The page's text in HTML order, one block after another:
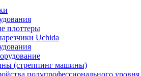
плоттеры
Uchida
(стреппинг машины)
полупрофессионального